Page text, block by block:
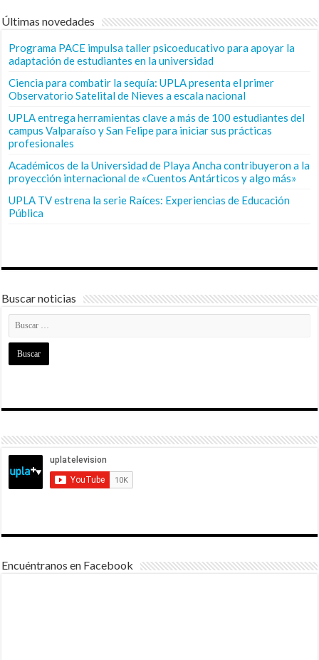
Últimas novedades
Programa PACE impulsa taller psicoeducativo para apoyar la
adaptación de estudiantes en la universidad
Ciencia para combatir la sequía: UPLA presenta el primer
Observatorio Satelital de Nieves a escala nacional
UPLA entrega herramientas clave a más de 100 estudiantes del
campus Valparaíso y San Felipe para iniciar sus prácticas
profesionales
Académicos de la Universidad de Playa Ancha contribuyeron a la
proyección internacional de «Cuentos Antárticos y algo más»
UPLA TV estrena la serie Raíces: Experiencias de Educación
Pública
Buscar noticias
Encuéntranos en Facebook